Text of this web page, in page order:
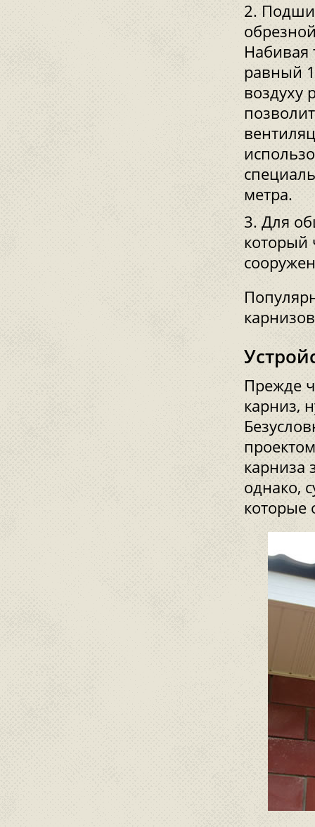
Набивая
равный
воздуху
метра.
Для
который
Прежде
карниз,
карниза
однако,
которые